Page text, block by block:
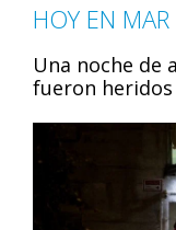
HOY EN
Una noche de
fueron